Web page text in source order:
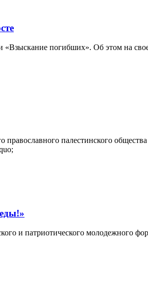
«Взыскание погибших». Об этом на
православного палестинского
и патриотического молодежного